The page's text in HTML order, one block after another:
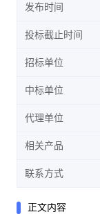
发布时间
投标截止时间
招标单位
中标单位
代理单位
相关产品
联系方式
正文内容